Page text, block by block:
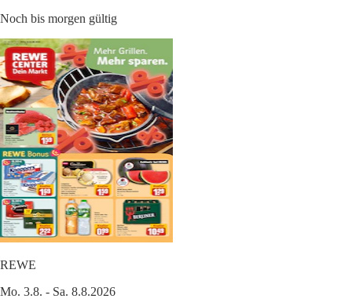
Noch bis morgen gültig
REWE
Mo. 3.8. - Sa. 8.8.2026